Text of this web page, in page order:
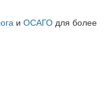
и ОСАГО для более